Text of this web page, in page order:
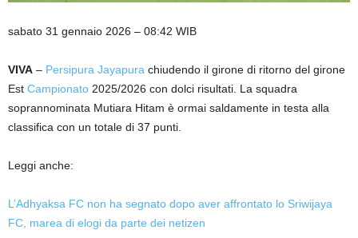
sabato 31 gennaio 2026 – 08:42 WIB
VIVA – Persipura Jayapura chiudendo il girone di ritorno del girone
Est Campionato 2025/2026 con dolci risultati. La squadra
soprannominata Mutiara Hitam è ormai saldamente in testa alla
classifica con un totale di 37 punti.
Leggi anche:
L’Adhyaksa FC non ha segnato dopo aver affrontato lo Sriwijaya
FC, marea di elogi da parte dei netizen